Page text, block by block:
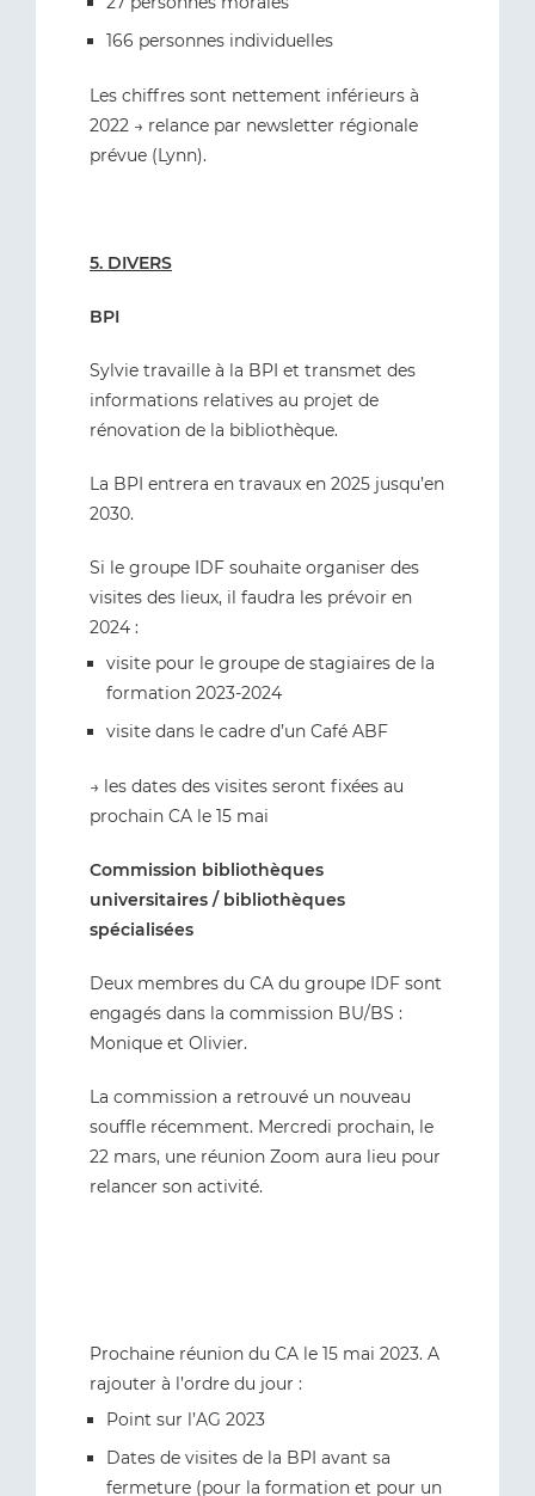
166 personnes individuelles
Les chiffres sont nettement inférieurs à
2022 → relance par newsletter régionale
prévue (Lynn).
5. DIVERS
BPI
Sylvie travaille à la BPI et transmet des
informations relatives au projet de
rénovation de la bibliothèque.
La BPI entrera en travaux en 2025 jusqu’en
2030.
Si le groupe IDF souhaite organiser des
visites des lieux, il faudra les prévoir en
2024 :
visite pour le groupe de stagiaires de la
formation 2023-2024
visite dans le cadre d’un Café ABF
→ les dates des visites seront fixées au
prochain CA le 15 mai
Commission bibliothèques
universitaires / bibliothèques
spécialisées
Deux membres du CA du groupe IDF sont
engagés dans la commission BU/BS :
Monique et Olivier.
La commission a retrouvé un nouveau
souffle récemment. Mercredi prochain, le
22 mars, une réunion Zoom aura lieu pour
relancer son activité.
Prochaine réunion du CA le 15 mai 2023. A
rajouter à l’ordre du jour :
Point sur l’AG 2023
Dates de visites de la BPI avant sa
fermeture (pour la formation et pour un